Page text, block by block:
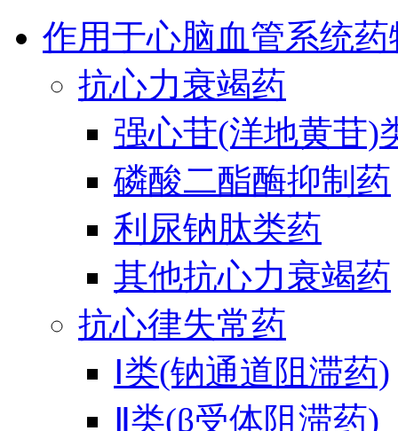
作用于心脑血管系统药
抗心力衰竭药
强心苷(洋地黄苷)
磷酸二酯酶抑制药
利尿钠肽类药
其他抗心力衰竭药
抗心律失常药
Ⅰ类(钠通道阻滞药)
Ⅱ类(β受体阻滞药)